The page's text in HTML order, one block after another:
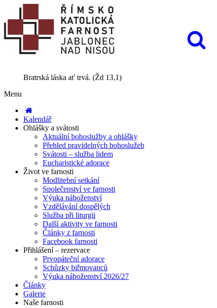
Bratrská láska ať trvá. (Žd 13,1)
Menu
Kalendář
Ohlášky a svátosti
Aktuální bohoslužby a ohlášky
Přehled pravidelných bohoslužeb
Svátosti – služba lidem
Eucharistické adorace
Život ve farnosti
Modlitební setkání
Společenství ve farnosti
Výuka náboženství
Vzdělávání dospělých
Služba při liturgii
Další aktivity ve farnosti
Články z farnosti
Facebook farnosti
Přihlášení – rezervace
Prvopáteční adorace
Schůzky biřmovanců
Výuka náboženství 2026/27
Články
Galerie
Naše farnosti